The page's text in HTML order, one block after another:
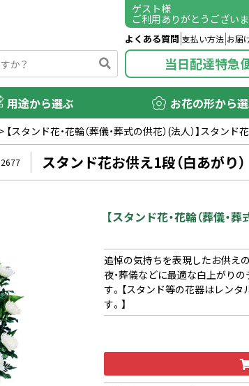
ゲスト様
ご利用ありがとうござい
よくある質問 支払い方法 お届
当日配達特急
用途から選ぶ お花の形から
> 【スタンド花・花輪（葬儀・葬式の供花）(法人）】スタンド
スタンド花お供え1段（白あがり）
【スタンド花・花輪（葬儀・
追悼の気持ちを表現したお供え
夜・葬儀などに最適な白上がり
す。【スタンド等の花器はレンタ
す。】